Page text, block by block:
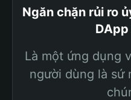
Ngăn chặn rủi ro
Là một ứng dụng
người dùng là sứ